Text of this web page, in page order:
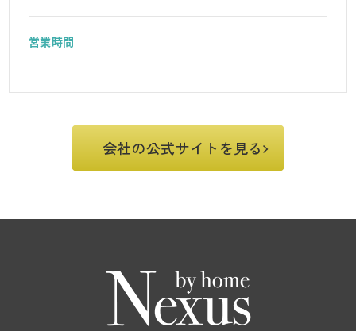
営業時間
会社の公式サイトを見る